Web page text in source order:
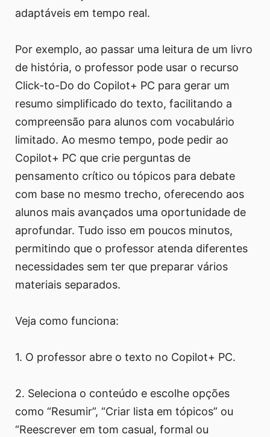
adaptáveis em tempo real.
Por exemplo, ao passar uma leitura de um livro
de história, o professor pode usar o recurso
Click-to-Do do Copilot+ PC para gerar um
resumo simplificado do texto, facilitando a
compreensão para alunos com vocabulário
limitado. Ao mesmo tempo, pode pedir ao
Copilot+ PC que crie perguntas de
pensamento crítico ou tópicos para debate
com base no mesmo trecho, oferecendo aos
alunos mais avançados uma oportunidade de
aprofundar. Tudo isso em poucos minutos,
permitindo que o professor atenda diferentes
necessidades sem ter que preparar vários
materiais separados.
Veja como funciona:
1. O professor abre o texto no Copilot+ PC.
2. Seleciona o conteúdo e escolhe opções
como “Resumir”, “Criar lista em tópicos” ou
“Reescrever em tom casual, formal ou